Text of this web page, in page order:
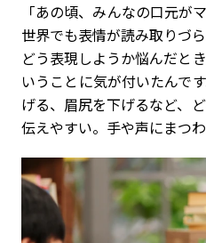
「あの頃、みんなの口元が
世界でも表情が読み取りづ
どう表現しようか悩んだと
いうことに気が付いたんで
げる、眉尻を下げるなど、
伝えやすい。手や声にまつ